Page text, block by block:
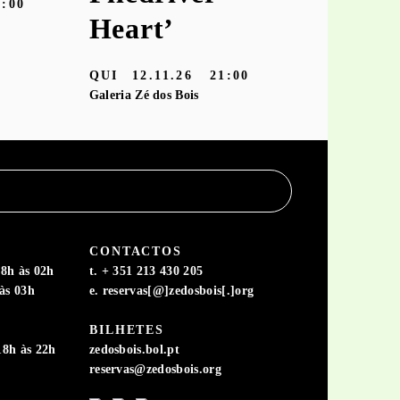
Heart’
QUI 12.11.26
21:00
Galeria Zé dos Bois
às 02h
03h
às 22h
CONTACTOS
t. + 351 213 430 205
e. reservas[@]zedosbois[.]org
BILHETES
zedosbois.bol.pt
reservas@zedosbois.org